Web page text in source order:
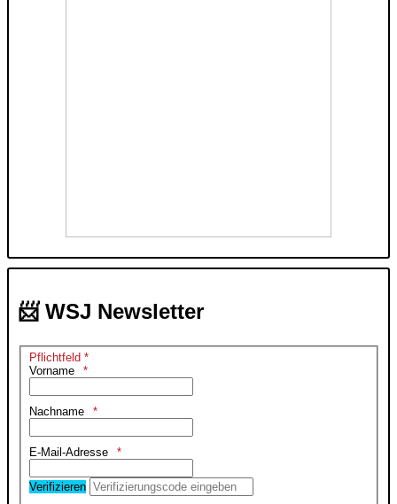
📨 WSJ Newsletter
Pflichtfeld *
Vorname
Nachname
E-Mail-Adresse
Verifizieren